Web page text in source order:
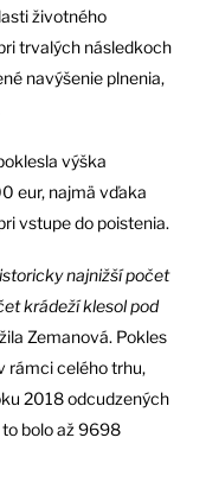
životného
trvalých následkoch
navýšenie plnenia,
výška
eur, najmä vďaka
vstupe do poistenia.
najnižší počet
krádeží klesol pod
Zemanová. Pokles
rámci celého trhu,
2018 odcudzených
bolo až 9698